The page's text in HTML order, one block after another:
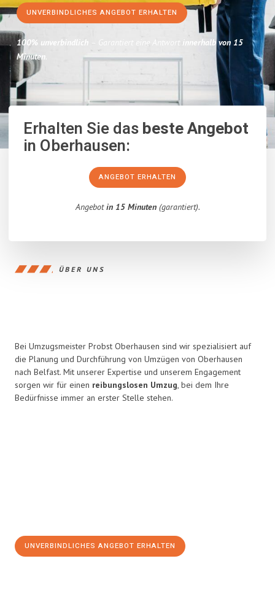
UNVERBINDLICHES ANGEBOT ERHALTEN
100% unverbindlich – Garantiert eine Antwort innerhalb von 15
Minuten.
Erhalten Sie dasbeste Angebot
in Oberhausen:
ANGEBOT ERHALTEN
Angebotin 15 Minuten(garantiert).
ÜBER UNS
Bei Umzugsmeister Probst Oberhausen sind wir spezialisiert auf
die Planung und Durchführung von Umzügen von Oberhausen
nach Belfast. Mit unserer Expertise und unserem Engagement
sorgen wir für einen reibungslosen Umzug, bei dem Ihre
Bedürfnisse immer an erster Stelle stehen.
UNVERBINDLICHES ANGEBOT ERHALTEN